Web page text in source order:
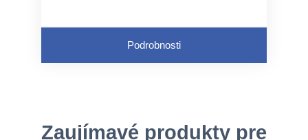
Podrobnosti
Zaujímavé produkty pre